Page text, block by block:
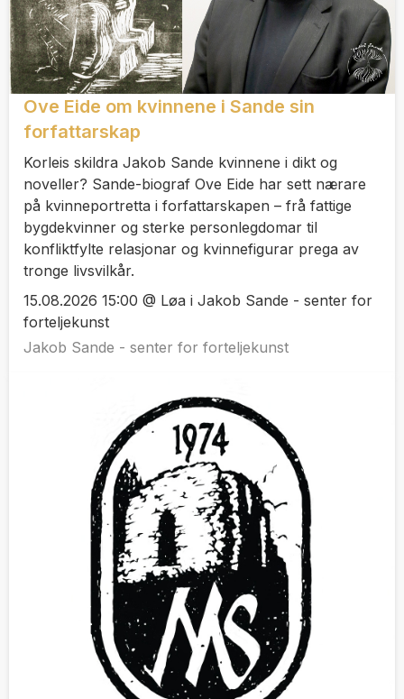
Ove Eide om kvinnene i Sande sin
forfattarskap
Korleis skildra Jakob Sande kvinnene i dikt og
noveller? Sande-biograf Ove Eide har sett nærare
på kvinneportretta i forfattarskapen – frå fattige
bygdekvinner og sterke personlegdomar til
konfliktfylte relasjonar og kvinnefigurar prega av
tronge livsvilkår.
15.08.2026 15:00 @ Løa i Jakob Sande - senter for
forteljekunst
Jakob Sande - senter for forteljekunst